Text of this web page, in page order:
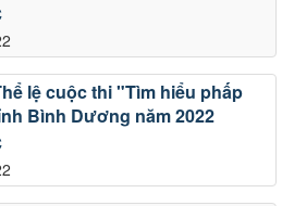
lệ cuộc thi "Tìm hiểu phấp
Bình Dương năm 2022